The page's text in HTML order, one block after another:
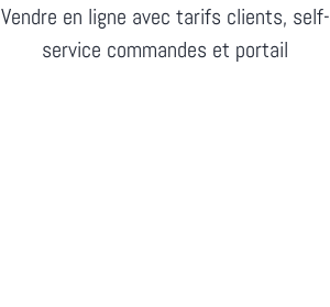
Vendre en ligne avec tarifs clients, self-
service commandes et portail